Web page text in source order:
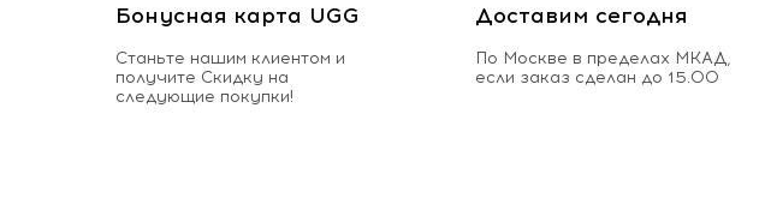
Бонусная карта UGG
Станьте нашим клиентом и
получите Скидку на
следующие покупки!
Доставим сегодня
По Москве в пределах МКАД,
если заказ сделан до 15.00